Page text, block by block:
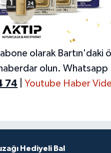
abone olarak Bartın'daki
olun. Whatsapp
74 Youtube Haber
Hediyeli Bal